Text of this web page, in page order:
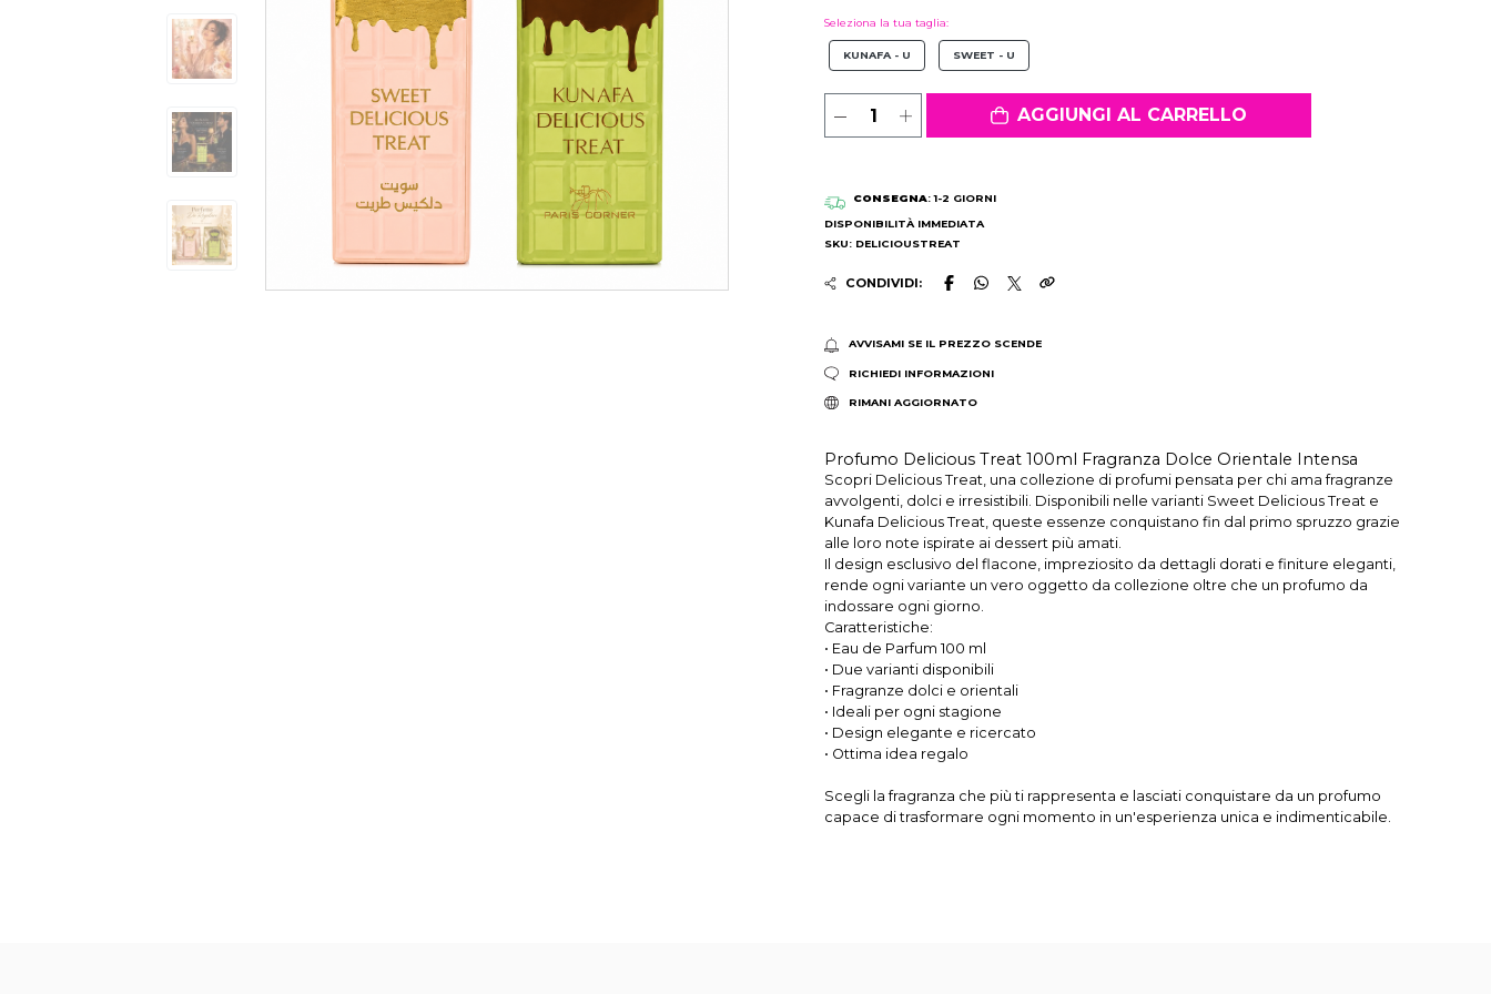
Seleziona la tua taglia:
KUNAFA - U SWEET - U
AGGIUNGI AL CARRELLO
CONSEGNA: 1-2 GIORNI
DISPONIBILITÀ IMMEDIATA
SKU: DELICIOUSTREAT
CONDIVIDI:
AVVISAMI SE IL PREZZO SCENDE
RICHIEDI INFORMAZIONI
RIMANI AGGIORNATO
Profumo Delicious Treat 100ml Fragranza Dolce Orientale Intensa
Scopri Delicious Treat, una collezione di profumi pensata per chi ama fragranze
avvolgenti, dolci e irresistibili. Disponibili nelle varianti Sweet Delicious Treat e
Kunafa Delicious Treat, queste essenze conquistano fin dal primo spruzzo grazie
alle loro note ispirate ai dessert più amati.
Il design esclusivo del flacone, impreziosito da dettagli dorati e finiture eleganti,
rende ogni variante un vero oggetto da collezione oltre che un profumo da
indossare ogni giorno.
Caratteristiche:
• Eau de Parfum 100 ml
• Due varianti disponibili
• Fragranze dolci e orientali
• Ideali per ogni stagione
• Design elegante e ricercato
• Ottima idea regalo
Scegli la fragranza che più ti rappresenta e lasciati conquistare da un profumo
capace di trasformare ogni momento in un'esperienza unica e indimenticabile.